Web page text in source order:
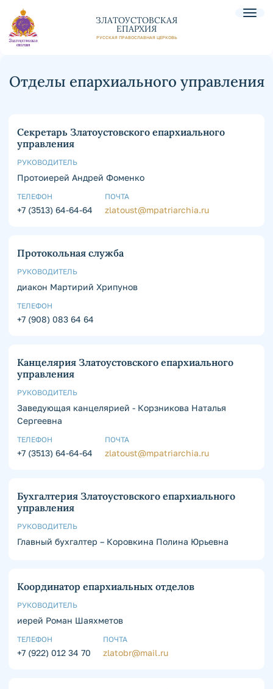
ЗЛАТОУСТОВСКАЯ
ЕПАРХИЯ
РУССКАЯ ПРАВОСЛАВНАЯ ЦЕРКОВЬ
Отделы епархиального управления
Секретарь Златоустовского епархиального
управления
РУКОВОДИТЕЛЬ
Протоиерей Андрей Фоменко
ТЕЛЕФОН
+7 (3513) 64-64-64
ПОЧТА
zlatoust@mpatriarchia.ru
Протокольная служба
РУКОВОДИТЕЛЬ
диакон Мартирий Хрипунов
ТЕЛЕФОН
+7 (908) 083 64 64
Канцелярия Златоустовского епархиального
управления
РУКОВОДИТЕЛЬ
Заведующая канцелярией - Корзникова Наталья
Сергеевна
ТЕЛЕФОН
+7 (3513) 64-64-64
ПОЧТА
zlatoust@mpatriarchia.ru
Бухгалтерия Златоустовского епархиального
управления
РУКОВОДИТЕЛЬ
Главный бухгалтер – Коровкина Полина Юрьевна
Координатор епархиальных отделов
РУКОВОДИТЕЛЬ
иерей Роман Шаяхметов
ТЕЛЕФОН
+7 (922) 012 34 70
ПОЧТА
zlatobr@mail.ru